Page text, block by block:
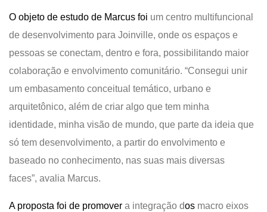
O objeto de estudo de Marcus foi um centro multifuncional
de desenvolvimento para Joinville, onde os espaços e
pessoas se conectam, dentro e fora, possibilitando maior
colaboração e envolvimento comunitário. “Consegui unir
um embasamento conceitual temático, urbano e
arquitetônico, além de criar algo que tem minha
identidade, minha visão de mundo, que parte da ideia que
só tem desenvolvimento, a partir do envolvimento e
baseado no conhecimento, nas suas mais diversas
faces”, avalia Marcus.
A proposta foi de promover a integração dos macro eixos